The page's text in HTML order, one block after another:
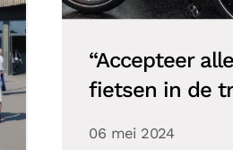
“Accepteer
fietsen in de
06 mei 2024